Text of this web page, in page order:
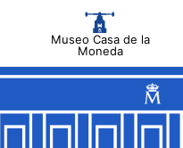
Museo Casa de la
Moneda